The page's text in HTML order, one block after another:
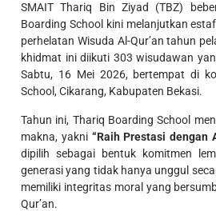
SMAIT Thariq Bin Ziyad (TBZ)
Boarding School kini melanjutkan
perhelatan Wisuda Al-Qur’an tahun
khidmat ini diikuti 303 wisudawan
Sabtu, 16 Mei 2026, bertempat di
School, Cikarang, Kabupaten Bekasi.
Tahun ini, Thariq Boarding School
makna, yakni “Raih Prestasi dengan
dipilih sebagai bentuk komitmen
generasi yang tidak hanya unggul
memiliki integritas moral yang
Qur’an.